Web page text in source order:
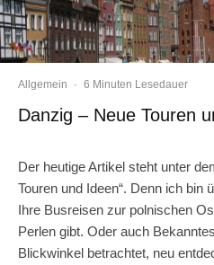
Allgemein · 6 Minuten Lesedauer
Danzig – Neue Touren
Der heutige Artikel steht unter
Touren und Ideen“. Denn ich bin
Ihre Busreisen zur polnischen
Perlen gibt. Oder auch
Blickwinkel betrachtet, neu